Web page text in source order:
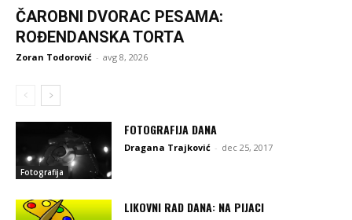
ČAROBNI DVORAC PESAMA:
ROĐENDANSKA TORTA
Zoran Todorović - avg 8, 2026
Fotografija
FOTOGRAFIJA DANA
Dragana Trajković - dec 25, 2017
LIKOVNI RAD DANA: NA PIJACI